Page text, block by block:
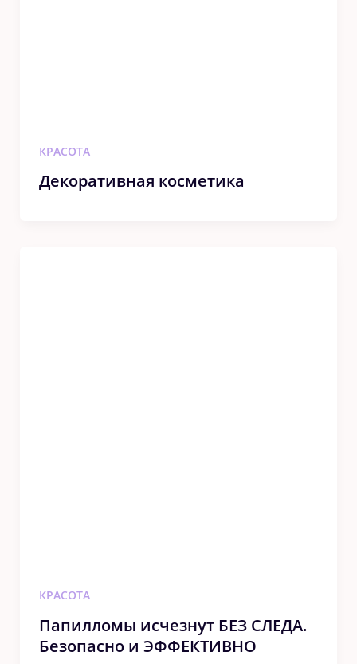
КРАСОТА
Декоративная косметика
КРАСОТА
Папилломы исчезнут БЕЗ СЛЕДА.
Безопасно и ЭФФЕКТИВНО